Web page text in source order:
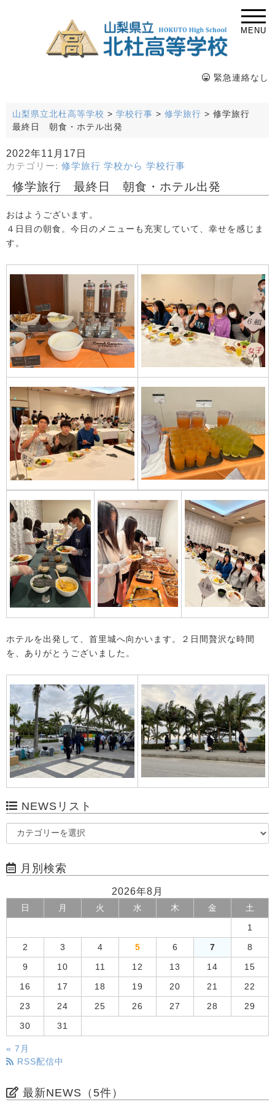
MENU
緊急連絡なし
山梨県立北杜高等学校 > 学校行事 > 修学旅行 > 修学旅行
最終日 朝食・ホテル出発
2022年11月17日
カテゴリー: 修学旅行 学校から 学校行事
修学旅行 最終日 朝食・ホテル出発
おはようございます。
４日目の朝食。今日のメニューも充実していて、幸せを感じま
す。
ホテルを出発して、首里城へ向かいます。２日間贅沢な時間
を、ありがとうございました。
NEWSリスト
月別検索
2026年8月
日 月 火 水 木 金 土
1
2 3 4 5 6 7 8
9 10 11 12 13 14 15
16 17 18 19 20 21 22
23 24 25 26 27 28 29
30 31
« 7月
RSS配信中
最新NEWS（5件）